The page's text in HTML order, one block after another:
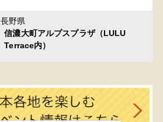
長野県
信濃大町アルプスプラザ（LULU
Terrace内）